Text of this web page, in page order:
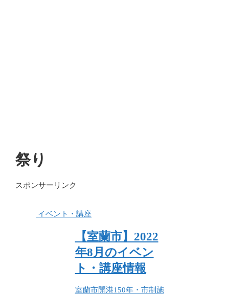
祭り
スポンサーリンク
イベント・講座
【室蘭市】2022
年8月のイベン
ト・講座情報
室蘭市開港150年・市制施